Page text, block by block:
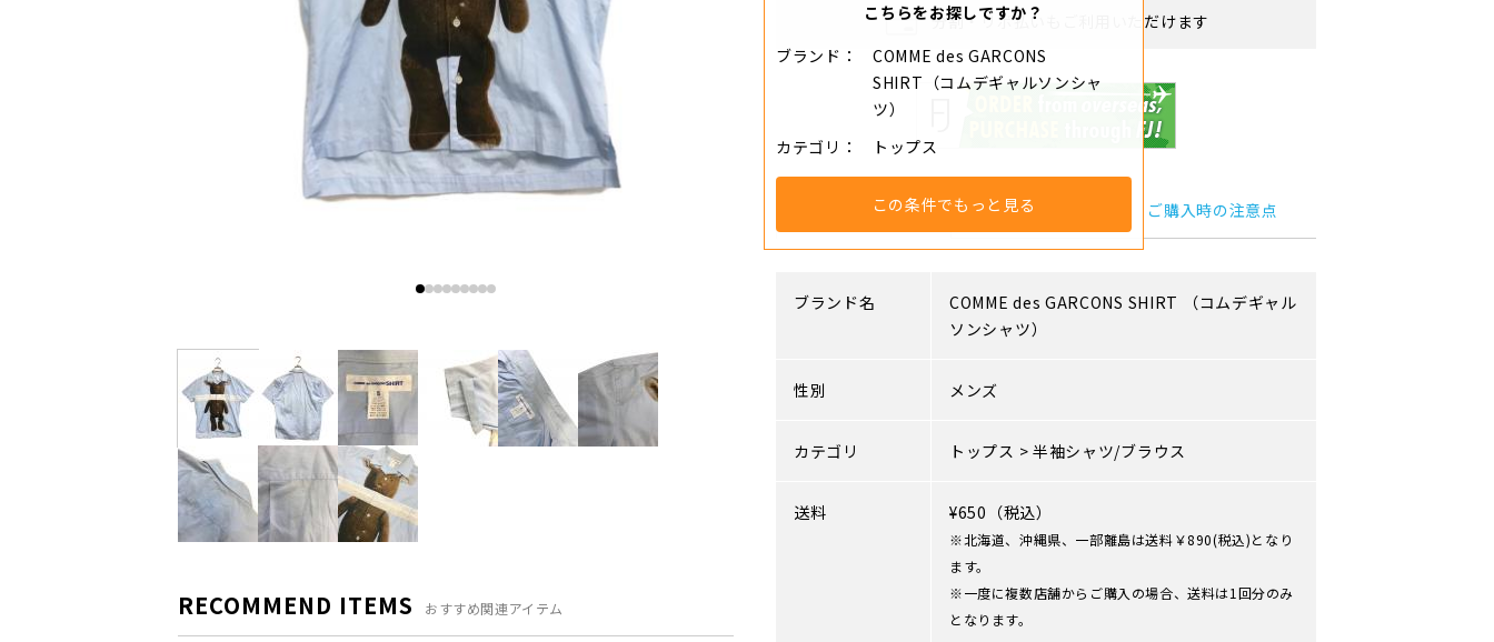
RECOMMEND ITEMS おすすめ関連アイテム
こちらをお探しですか？
ブランド
COMME des GARCONS
SHIRT（コムデギャルソンシャ
ツ）
カテゴリ
トップス
この条件でもっと見る
分割・リボ払いもご利用いただけます
アイテム説明 サイズ詳細 ご購入時の注意点
ブランド名 COMME des GARCONS SHIRT
（コムデギャル
ソンシャツ）
性別 メンズ
カテゴリ トップス > 半袖シャツ/ブラウス
送料 ¥650（税込）
※北海道、沖縄県、一部離島は送料￥890(税込)となり
ます。
※一度に複数店舗からご購入の場合、送料は1回分のみ
となります。